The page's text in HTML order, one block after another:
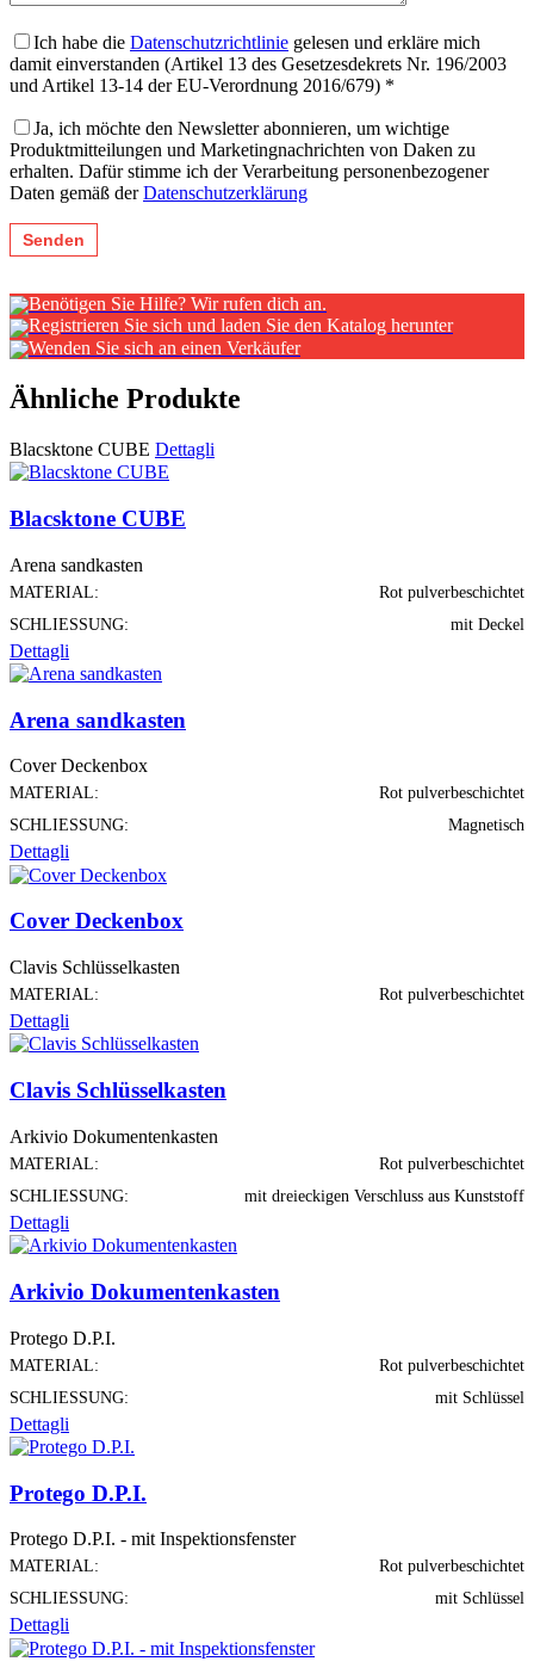
Ich habe die Datenschutzrichtlinie gelesen und erkläre mich
damit einverstanden (Artikel 13 des Gesetzesdekrets Nr. 196/2003
und Artikel 13-14 der EU-Verordnung 2016/679) *
Ja, ich möchte den Newsletter abonnieren, um wichtige
Produktmitteilungen und Marketingnachrichten von Daken zu
erhalten. Dafür stimme ich der Verarbeitung personenbezogener
Daten gemäß derDatenschutzerklärung
Benötigen Sie Hilfe? Wir rufen dich an.
Registrieren Sie sich und laden Sie den Katalog herunter
Wenden Sie sich an einen Verkäufer
Ähnliche Produkte
Blacsktone CUBE Dettagli
Blacsktone CUBE
Arena sandkasten
MATERIAL:
Rot pulverbeschichtet
SCHLIESSUNG:
mit Deckel
Dettagli
Arena sandkasten
Cover Deckenbox
MATERIAL:
Rot pulverbeschichtet
SCHLIESSUNG:
Magnetisch
Dettagli
Cover Deckenbox
Clavis Schlüsselkasten
MATERIAL: Rot pulverbeschichtet
Dettagli
Clavis Schlüsselkasten
Arkivio Dokumentenkasten
MATERIAL:
Rot pulverbeschichtet
SCHLIESSUNG:
mit dreieckigen Verschluss aus Kunststoff
Dettagli
Arkivio Dokumentenkasten
Protego D.P.I.
MATERIAL:
Rot pulverbeschichtet
SCHLIESSUNG:
mit Schlüssel
Dettagli
Protego D.P.I.
Protego D.P.I. - mit Inspektionsfenster
MATERIAL:
Rot pulverbeschichtet
SCHLIESSUNG:
mit Schlüssel
Dettagli